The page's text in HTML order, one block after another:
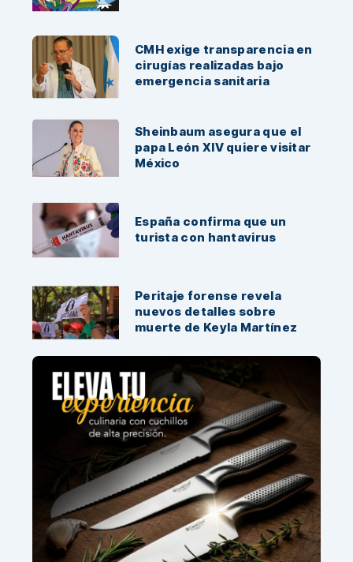
CMH exige transparencia en
cirugías realizadas bajo
emergencia sanitaria
Sheinbaum asegura que el
papa León XIV quiere visitar
México
España confirma que un
turista con hantavirus
Peritaje forense revela
nuevos detalles sobre
muerte de Keyla Martínez